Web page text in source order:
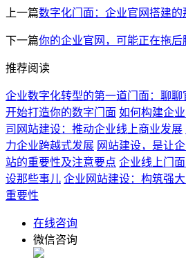
上一篇数字化门面：企业官网搭建的
下一篇你的企业官网，可能正在拖后
推荐阅读
企业数字化转型的第一道门面：聊
开始打造你的数字门面 如何构建企
司网站建设：推动企业线上商业发展
力企业跨越式发展 网站建设，是让
站的重要性及注意要点 企业线上门
设那些事儿 企业网站建设：构筑强
重要性
在线咨询
微信咨询